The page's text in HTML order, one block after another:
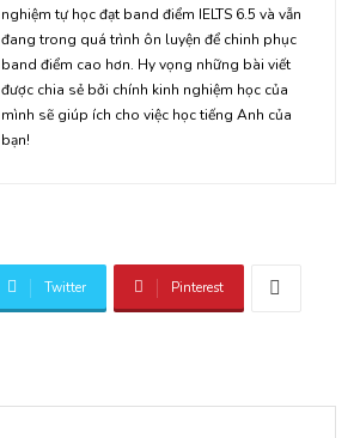
nghiệm tự học đạt band điểm IELTS 6.5 và vẫn
đang trong quá trình ôn luyện để chinh phục
band điểm cao hơn. Hy vọng những bài viết
được chia sẻ bởi chính kinh nghiệm học của
mình sẽ giúp ích cho việc học tiếng Anh của
bạn!
Twitter Pinterest